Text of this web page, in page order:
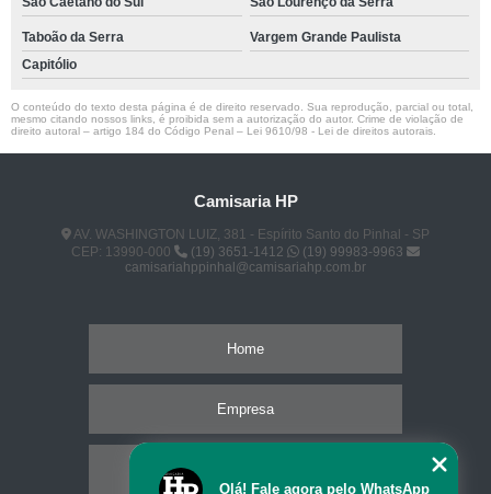
Taboão da Serra
Vargem Grande Paulista
Capitólio
O conteúdo do texto desta página é de direito reservado. Sua reprodução, parcial ou total,
mesmo citando nossos links, é proibida sem a autorização do autor. Crime de violação de
direito autoral – artigo 184 do Código Penal – Lei 9610/98 - Lei de direitos autorais
Camisaria HP
AV. WASHINGTON LUIZ, 381 - Espírito Santo do Pinhal - SP
CEP: 13990-000
(19) 3651-1412
(19) 99983-9963
camisariahppinhal@camisariahp.com.br
Home
Empresa
Olá! Fale agora pelo WhatsApp